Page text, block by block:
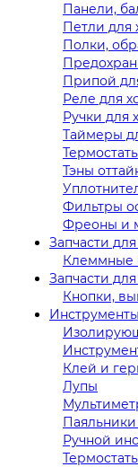
Панели,
Петли для
Полки,
Припой
Реле для
Ручки для
Таймеры
Тэны
Фильтры
Фреоны и
Запчасти
Клеммные
Запчасти
Кнопки,
Инструменты
Клей и
Лупы
Ручной